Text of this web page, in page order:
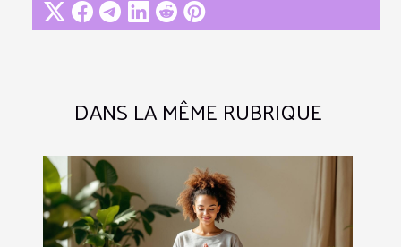
DANS LA MÊME RUBRIQUE